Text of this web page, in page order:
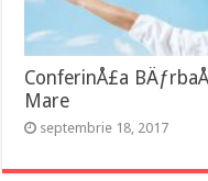
ConferinÅ£a
Mare
septembrie 18, 2017